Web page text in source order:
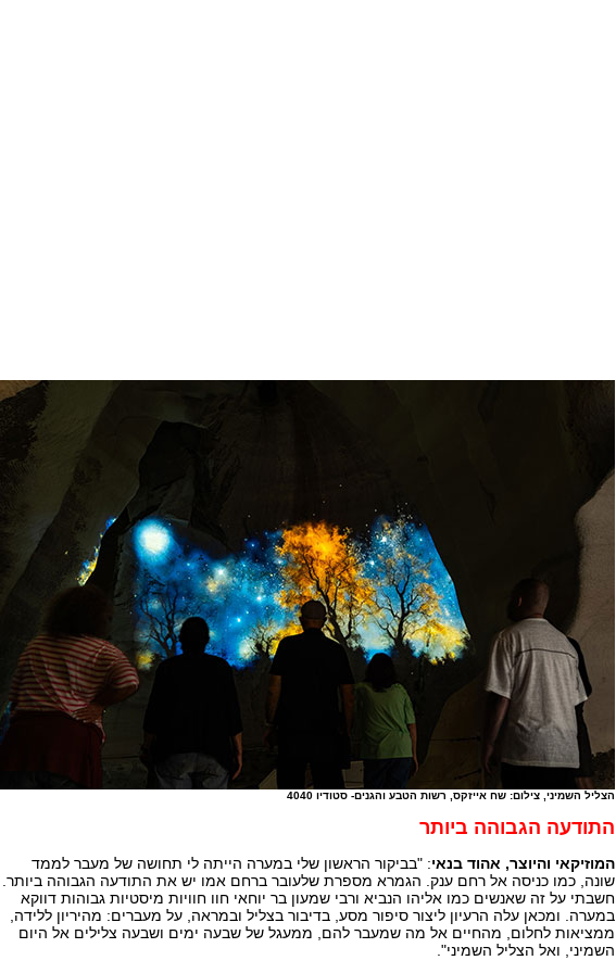
הצליל השמיני, צילום: שח אייזקס, רשות הטבע והגנים- סטודיו 4040
התודעה הגבוהה ביותר
המוזיקאי והיוצר, אהוד בנאי: "בביקור הראשון שלי במערה הייתה לי תחושה של מעבר לממד
שונה, כמו כניסה אל רחם ענק. הגמרא מספרת שלעובר ברחם אמו יש את התודעה הגבוהה ביותר.
חשבתי על זה שאנשים כמו אליהו הנביא ורבי שמעון בר יוחאי חוו חוויות מיסטיות גבוהות דווקא
במערה. ומכאן עלה הרעיון ליצור סיפור מסע, בדיבור בצליל ובמראה, על מעברים: מהיריון ללידה,
ממציאות לחלום, מהחיים אל מה שמעבר להם, ממעגל של שבעה ימים ושבעה צלילים אל היום
השמיני, ואל הצליל השמיני".